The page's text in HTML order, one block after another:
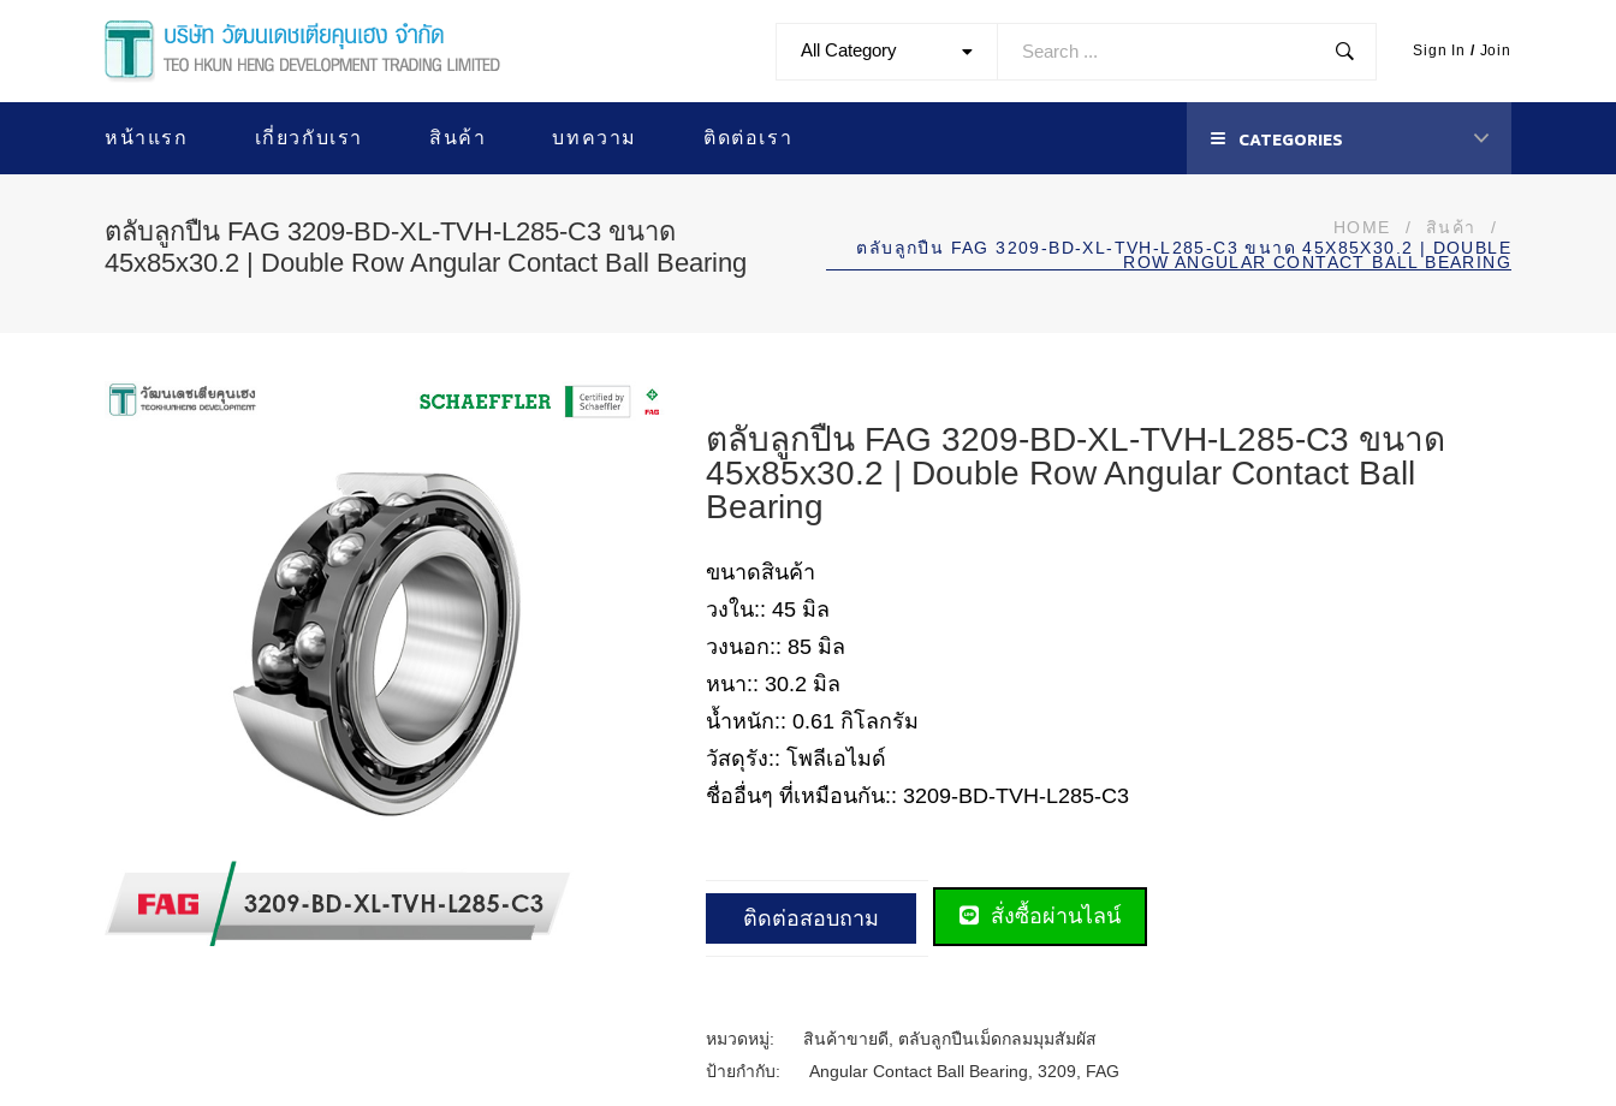
All Category Sign In / Join
หน้าแรก เกี่ยวกับเรา สินค้า บทความ ติดต่อเรา CATEGORIES
ตลับลูกปืน FAG 3209-BD-XL-TVH-L285-C3 ขนาด
45x85x30.2 | Double Row Angular Contact Ball Bearing
HOME / สินค้า
/
ตลับลูกปืน FAG 3209-BD-XL-TVH-L285-C3 ขนาด 45X85X30.2 | DOUBLE
ROW ANGULAR CONTACT BALL BEARING
ตลับลูกปืน FAG 3209-BD-XL-TVH-L285-C3 ขนาด
45x85x30.2 | Double Row Angular Contact Ball
Bearing
ขนาดสินค้า
วงใน:: 45 มิล
วงนอก:: 85 มิล
หนา:: 30.2 มิล
น้ำหนัก:: 0.61 กิโลกรัม
วัสดุรัง:: โพลีเอไมด์
ชื่ออื่นๆ ที่เหมือนกัน:: 3209-BD-TVH-L285-C3
ติดต่อสอบถาม สั่งซื้อผ่านไลน์
หมวดหมู่: สินค้าขายดี
ตลับลูกปืนเม็ดกลมมุมสัมผัส
ป้ายกำกับ:
Angular Contact Ball Bearing 3209 FAG